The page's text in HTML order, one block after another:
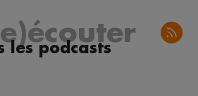
les podcasts